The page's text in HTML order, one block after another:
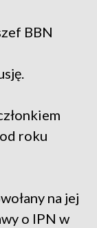
BBN
roku
na jej
o IPN w